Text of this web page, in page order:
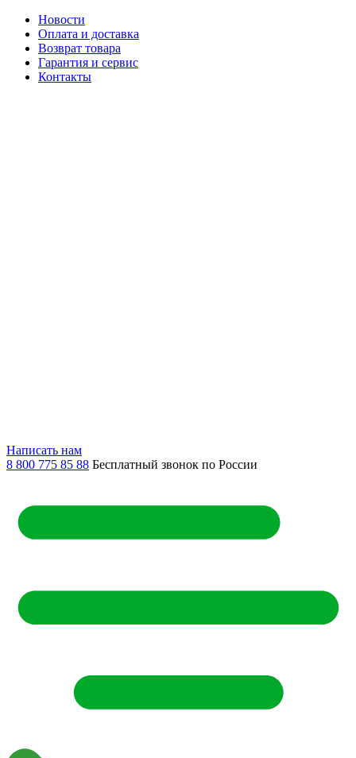
Новости
Оплата и доставка
Возврат товара
Гарантия и сервис
Контакты
Написать нам
8 800 775 85 88 Бесплатный звонок по России